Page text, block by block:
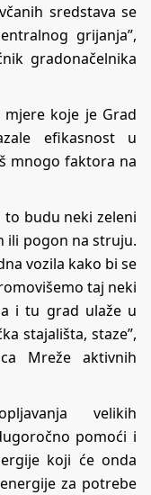
sredstava se
grijanja”,
gradonačelnika
koje je Grad
efikasnost u
mnogo faktora na
to budu neki zeleni
ili pogon na struju.
vozila kako bi se
taj neki
i tu grad ulaže u
stajališta, staze”,
Mreže aktivnih
velikih
pomoći i
koji će onda
za potrebe